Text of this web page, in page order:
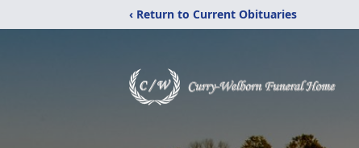
‹ Return to Current Obituaries